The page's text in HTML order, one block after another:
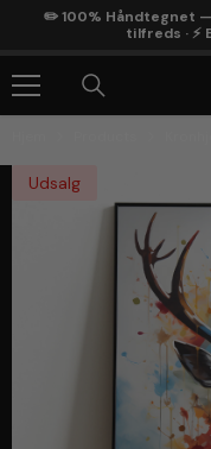
Gå Til Indhold
✏️ 100% Håndtegnet
tilfreds ·
Udsalg